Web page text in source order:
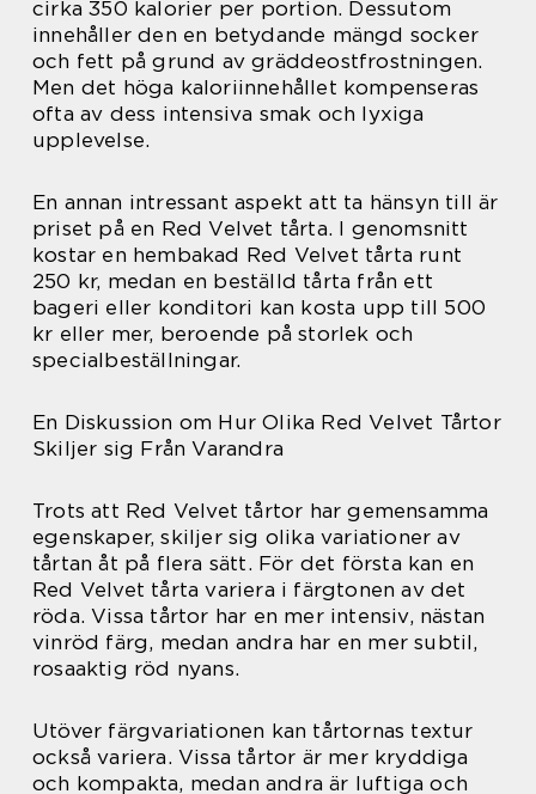
cirka 350 kalorier per portion. Dessutom
innehåller den en betydande mängd socker
och fett på grund av gräddeostfrostningen.
Men det höga kaloriinnehållet kompenseras
ofta av dess intensiva smak och lyxiga
upplevelse.
En annan intressant aspekt att ta hänsyn till är
priset på en Red Velvet tårta. I genomsnitt
kostar en hembakad Red Velvet tårta runt
250 kr, medan en beställd tårta från ett
bageri eller konditori kan kosta upp till 500
kr eller mer, beroende på storlek och
specialbeställningar.
En Diskussion om Hur Olika Red Velvet Tårtor
Skiljer sig Från Varandra
Trots att Red Velvet tårtor har gemensamma
egenskaper, skiljer sig olika variationer av
tårtan åt på flera sätt. För det första kan en
Red Velvet tårta variera i färgtonen av det
röda. Vissa tårtor har en mer intensiv, nästan
vinröd färg, medan andra har en mer subtil,
rosaaktig röd nyans.
Utöver färgvariationen kan tårtornas textur
också variera. Vissa tårtor är mer kryddiga
och kompakta, medan andra är luftiga och